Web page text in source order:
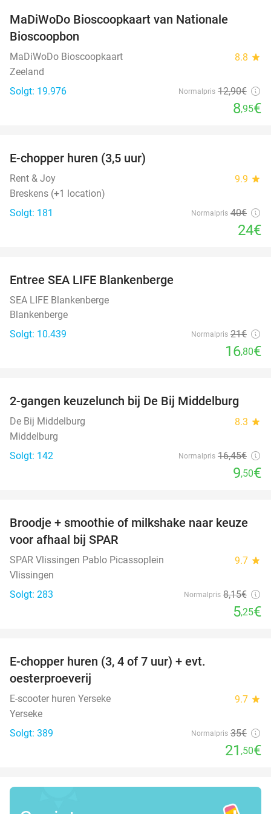
MaDiWoDo Bioscoopkaart van Nationale
Bioscoopbon
MaDiWoDo Bioscoopkaart 8.8 star
Zeeland
Solgt: 19.976
Normalpris 12,90€
8,95€
E-chopper huren (3,5 uur)
Rent & Joy 9.9 star
Breskens (+1 location)
Solgt: 181
Normalpris 40€
24€
Entree SEA LIFE Blankenberge
SEA LIFE Blankenberge
Blankenberge
Solgt: 10.439
Normalpris 21€
16,80€
42%
2-gangen keuzelunch bij De Bij Middelburg
De Bij Middelburg 8.3 star
Middelburg
Solgt: 142
Normalpris 16,45€
9,50€
36%
Broodje + smoothie of milkshake naar keuze
voor afhaal bij SPAR
SPAR Vlissingen Pablo Picassoplein 9.7 star
Vlissingen
Solgt: 283
Normalpris 8,15€
5,25€
E-chopper huren (3, 4 of 7 uur) + evt.
oesterproeverij
E-scooter huren Yerseke 9.7 star
Yerseke
Solgt: 389
Normalpris 35€
21 ,50€